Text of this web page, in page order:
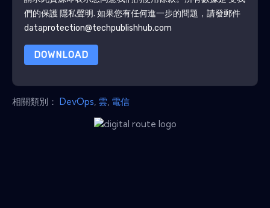
們的保護 隱私聲明. 如果您有任何進一步的問題，請發郵件
dataprotection@techpublishhub.com
DOWNLOAD
相關類別： DevOps 雲 電信